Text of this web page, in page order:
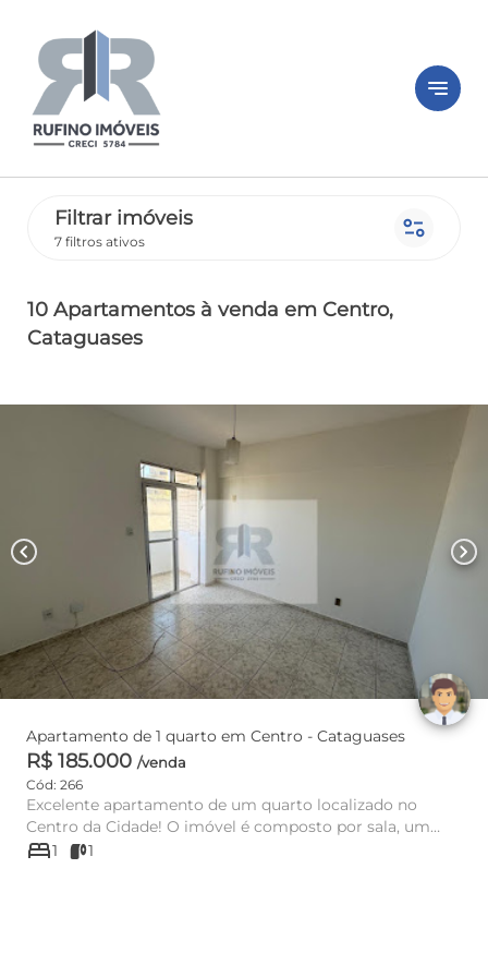
notes
Filtrar imóveis
7 filtros ativos page_info
10 Apartamentos à venda em Centro,
Cataguases
chevron_left chevron_right
Apartamento de 1 quarto em Centro - Cataguases
R$ 185.000 /venda
Cód: 266
Excelente apartamento de um quarto localizado no
Centro da Cidade! O imóvel é composto por sala, um
quarto com acesso a ...
bed1 1